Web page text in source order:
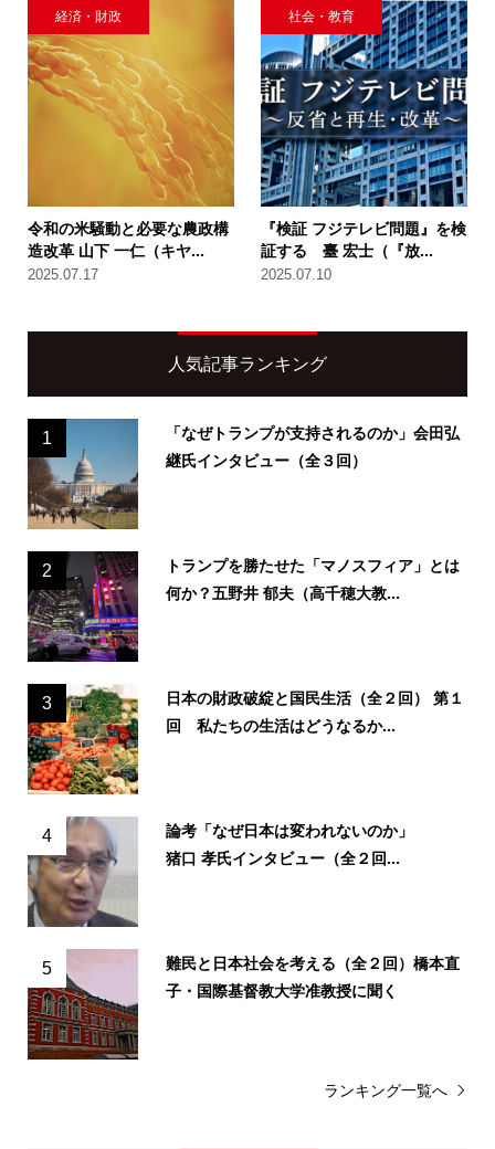
経済・財政
令和の米騒動と必要な農政構
造改革 山下 一仁（キヤ...
2025.07.17
社会・教育
『検証 フジテレビ問題』を検
証する 臺 宏士（『放...
2025.07.10
人気記事ランキング
1
「なぜトランプが支持されるのか」会田弘
継氏インタビュー（全３回）
2
トランプを勝たせた「マノスフィア」とは
何か？五野井 郁夫（高千穂大教...
3
日本の財政破綻と国民生活（全２回） 第１
回 私たちの生活はどうなるか...
4
論考「なぜ日本は変われないのか」
猪口 孝氏インタビュー（全２回...
5
難民と日本社会を考える（全２回）橋本直
子・国際基督教大学准教授に聞く
ランキング一覧へ